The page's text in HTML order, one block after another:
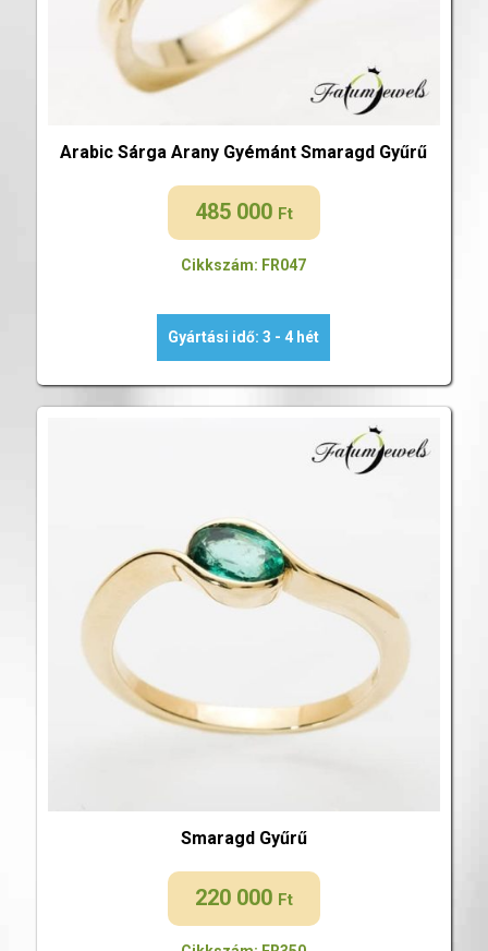
Arabic Sárga Arany Gyémánt Smaragd Gyűrű
485 000 Ft
Cikkszám: FR047
Gyártási idő: 3 - 4 hét
Smaragd Gyűrű
220 000 Ft